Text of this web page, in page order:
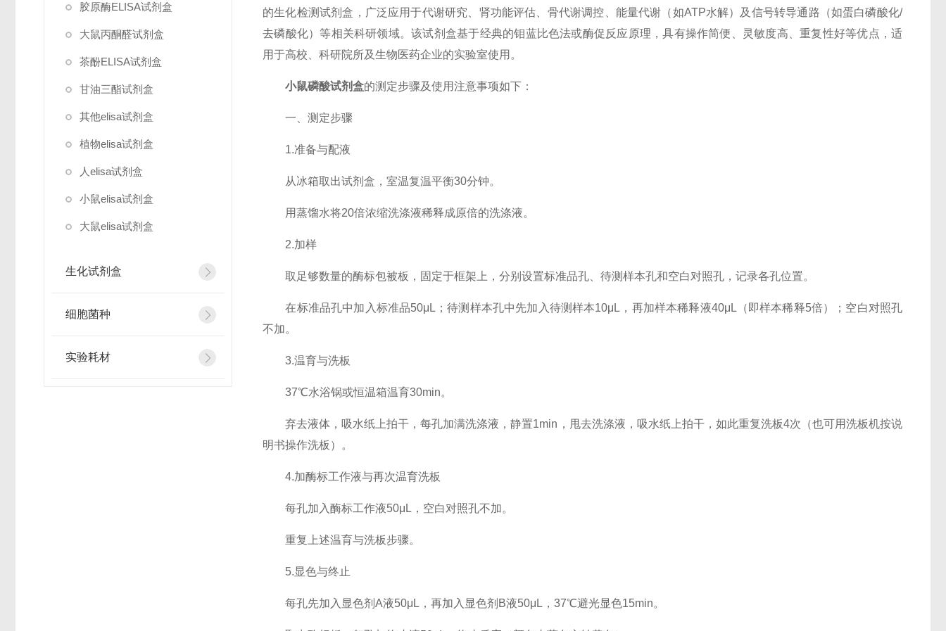
胶原酶ELISA试剂盒
大鼠丙酮醛试剂盒
茶酚ELISA试剂盒
甘油三酯试剂盒
其他elisa试剂盒
植物elisa试剂盒
人elisa试剂盒
小鼠elisa试剂盒
大鼠elisa试剂盒
生化试剂盒
细胞菌种
实验耗材
的生化检测试剂盒，广泛应用于代谢研究、肾功能评估、骨代谢调控、能量代谢（如ATP水解）及信号转导通路（如蛋白磷酸化/
去磷酸化）等相关科研领域。该试剂盒基于经典的钼蓝比色法或酶促反应原理，具有操作简便、灵敏度高、重复性好等优点，适
用于高校、科研院所及生物医药企业的实验室使用。
小鼠磷酸试剂盒的测定步骤及使用注意事项如下：
一、测定步骤
1.准备与配液
从冰箱取出试剂盒，室温复温平衡30分钟。
用蒸馏水将20倍浓缩洗涤液稀释成原倍的洗涤液。
2.加样
取足够数量的酶标包被板，固定于框架上，分别设置标准品孔、待测样本孔和空白对照孔，记录各孔位置。
在标准品孔中加入标准品50μL；待测样本孔中先加入待测样本10μL，再加样本稀释液40μL（即样本稀释5倍）；空白对照孔
不加。
3.温育与洗板
37℃水浴锅或恒温箱温育30min。
弃去液体，吸水纸上拍干，每孔加满洗涤液，静置1min，甩去洗涤液，吸水纸上拍干，如此重复洗板4次（也可用洗板机按说
明书操作洗板）。
4.加酶标工作液与再次温育洗板
每孔加入酶标工作液50μL，空白对照孔不加。
重复上述温育与洗板步骤。
5.显色与终止
每孔先加入显色剂A液50μL，再加入显色剂B液50μL，37℃避光显色15min。